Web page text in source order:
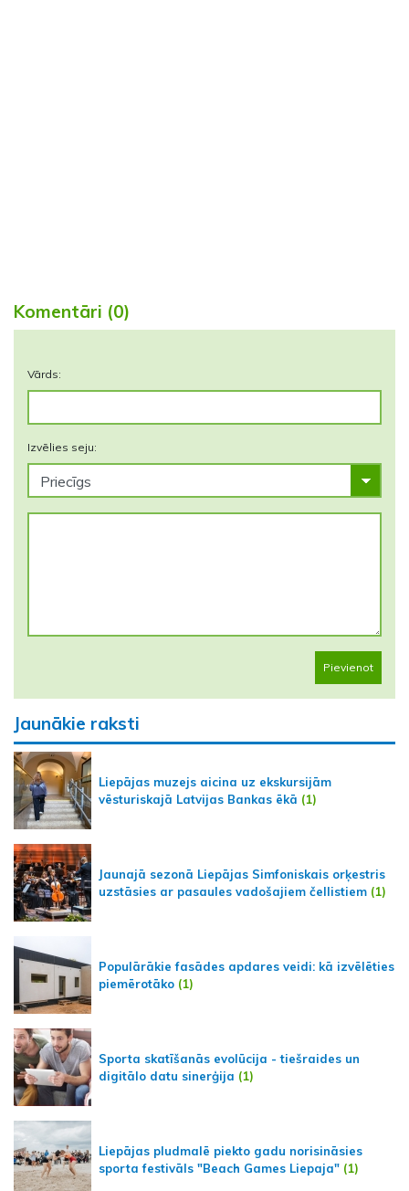
Komentāri (0)
Vārds:
Izvēlies seju:
Pievienot
Jaunākie raksti
Liepājas muzejs aicina uz ekskursijām
vēsturiskajā Latvijas Bankas ēkā (1)
Jaunajā sezonā Liepājas Simfoniskais orķestris
uzstāsies ar pasaules vadošajiem čellistiem (1)
Populārākie fasādes apdares veidi: kā izvēlēties
piemērotāko (1)
Sporta skatīšanās evolūcija - tiešraides un
digitālo datu sinerģija (1)
Liepājas pludmalē piekto gadu norisināsies
sporta festivāls "Beach Games Liepaja" (1)